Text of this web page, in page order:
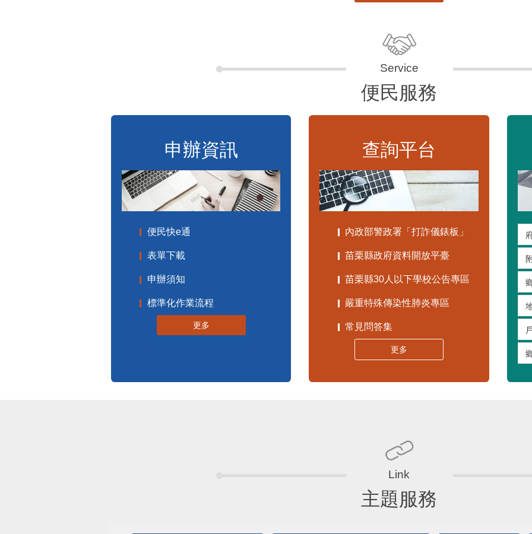
便民服務
申辦資訊
便民快e通
表單下載
申辦須知
標準化作業流程
更多
查詢平台
內政部警政署「打詐儀錶板」
苗栗縣政府資料開放平臺
苗栗縣30人以下學校公告專區
嚴重特殊傳染性肺炎專區
常見問答集
更多
主題服務